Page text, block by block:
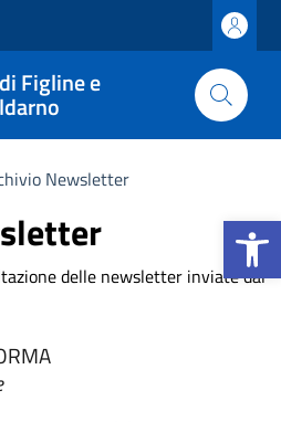
Apri la
Figline e
Newsletter
delle newsletter inviate dal